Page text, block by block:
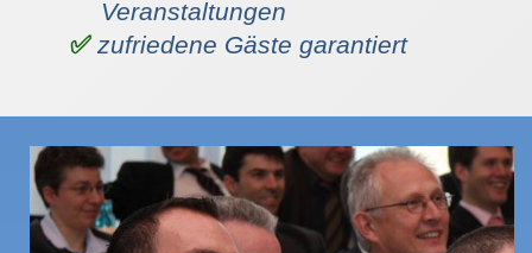
Veranstaltungen
zufriedene Gäste garantiert